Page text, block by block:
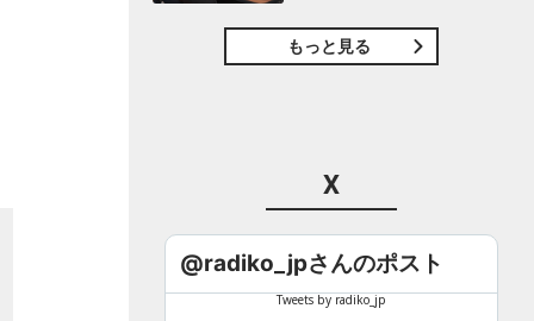
もっと見る
X
@radiko_jpさんのポスト
Tweets by radiko_jp